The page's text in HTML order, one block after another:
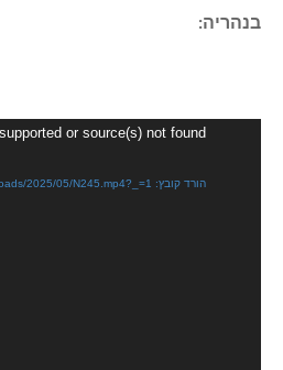
בנהריה:
or source(s) not found
הורד קובץ: https://kfarnik.co.il/wp-content/uploads/2025/05/N245.mp4?_=1